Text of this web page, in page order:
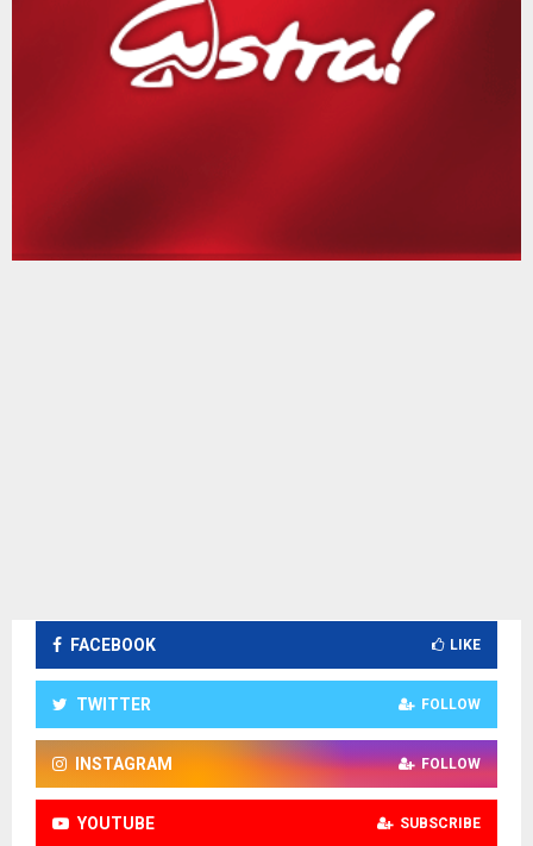
FACEBOOK LIKE
TWITTER FOLLOW
INSTAGRAM FOLLOW
YOUTUBE SUBSCRIBE